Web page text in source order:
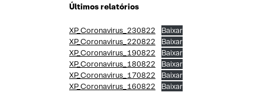
Últimos relatórios
XP_Coronavirus_230822
Baixar
XP_Coronavirus_220822
Baixar
XP_Coronavirus_190822
Baixar
XP_Coronavirus_180822
Baixar
XP_Coronavirus_170822
Baixar
XP_Coronavirus_160822
Baixar